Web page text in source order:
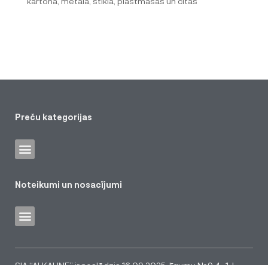
Preču kategorijas
Noteikumi un nosacījumi